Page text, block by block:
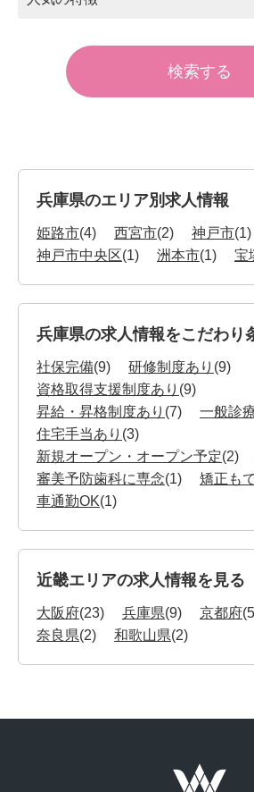
兵庫県のエリア別求人情報
姫路市(4) 西宮市(2) 神戸市(1)
神戸市中央区(1) 洲本市(1) 宝
兵庫県の求人情報をこだわり
社保完備(9) 研修制度あり (9)
資格取得支援制度あり (9)
昇給・昇格制度あり (7) 一般診
住宅手当あり (3)
新規オープン・オープン予定(2)
審美予防歯科に専念(1) 矯正も
車通勤OK(1)
近畿エリアの求人情報を見る
大阪府(23) 兵庫県(9) 京都府
奈良県(2) 和歌山県(2)